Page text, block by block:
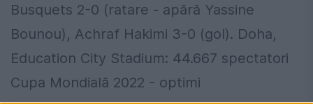
Busquets 2-0 (ratare - apără Yassine
Bounou), Achraf Hakimi 3-0 (gol). Doha,
Education City Stadium: 44.667 spectatori
Cupa Mondială 2022 - optimi